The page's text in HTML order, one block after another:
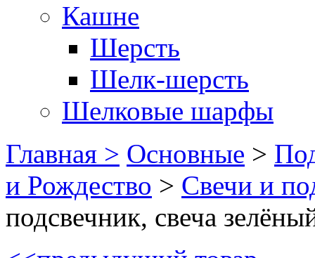
Кашне
Шерсть
Шелк-шерсть
Шелковые шарфы
Главная > Основные >
и Рождество > Свечи и
подсвечник, свеча